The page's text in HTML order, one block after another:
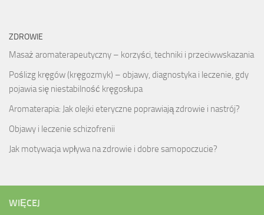
ZDROWIE
Masaż aromaterapeutyczny – korzyści, techniki i przeciwwskazania
Poślizg kręgów (kręgozmyk) – objawy, diagnostyka i leczenie, gdy
pojawia się niestabilność kręgosłupa
Aromaterapia: Jak olejki eteryczne poprawiają zdrowie i nastrój?
Objawy i leczenie schizofrenii
Jak motywacja wpływa na zdrowie i dobre samopoczucie?
WIĘCEJ